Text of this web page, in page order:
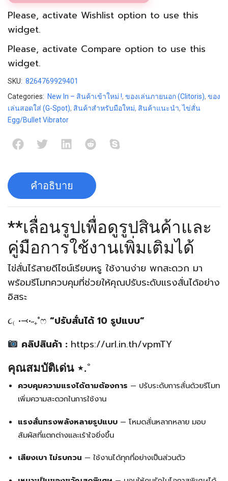
Please, activate Wishlist option to use this
widget.
Please, activate Compare option to use this
widget.
SKU: 8264769929401
Categories: New In – สินค้าเข้าใหม่ !, ของเล่นภายนอก (Clitoris), ของ
เล่นสอดใส่ (G-Spot), สินค้าสำหรับมือใหม่, สินค้าแนะนำ,ไข่สั่น
Egg/Bullet Vibrator
คำอธิบาย
**เลื่อนรูปเพื่อดูรูปสินค้าและ
คู่มือการใช้งานเพิ่มเติมได้
ไข่สั่นไร้สายดีไซน์เรียบหรู ใช้งานง่าย พกสะดวก มา
พร้อมรีโมทควบคุมที่ช่วยให้คุณปรับระดับแรงสั่นได้อย่าง
อิสระ
૮₍ •⤙•˶₊˚ෆ “ปรับสั่นได้ 10 รูปแบบ”
คลิปสินค้า : https://url.in.th/vpmTY
คุณสมบัติเด่น ⋆.˚
ควบคุมความแรงได้ตามต้องการ — ปรับระดับการสั่นด้วยรีโมท
เพิ่มความสะดวกในการใช้งาน
แรงสั่นทรงพลังหลายรูปแบบ — โหมดสั่นหลากหลาย มอบ
สัมผัสที่แตกต่างและเร้าใจยิ่งขึ้น
เสียงเบา ไม่รบกวน — ใช้งานได้ทุกที่อย่างเป็นส่วนตัว